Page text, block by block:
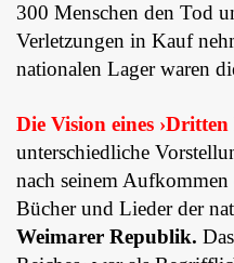
300 Menschen den Tod
Verletzungen in Kauf
nationalen Lager waren
Die Vision eines ›Dritten
unterschiedliche
nach seinem
Bücher und Lieder der
Weimarer Republik.